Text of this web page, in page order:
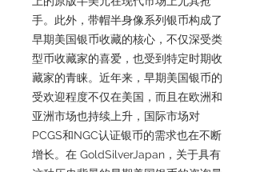
手。此外，带帽半身像系列银币构成了
早期美国银币收藏的核心，不仅深受类
型币收藏家的喜爱，也受到特定时期收
藏家的青睐。近年来，早期美国银币的
受欢迎程度不仅在美国，而且在欧洲和
亚洲市场也持续上升，国际市场对
PCGS和NGC认证银币的需求也在不断
增长。在 GoldSilverJapan，关于具有